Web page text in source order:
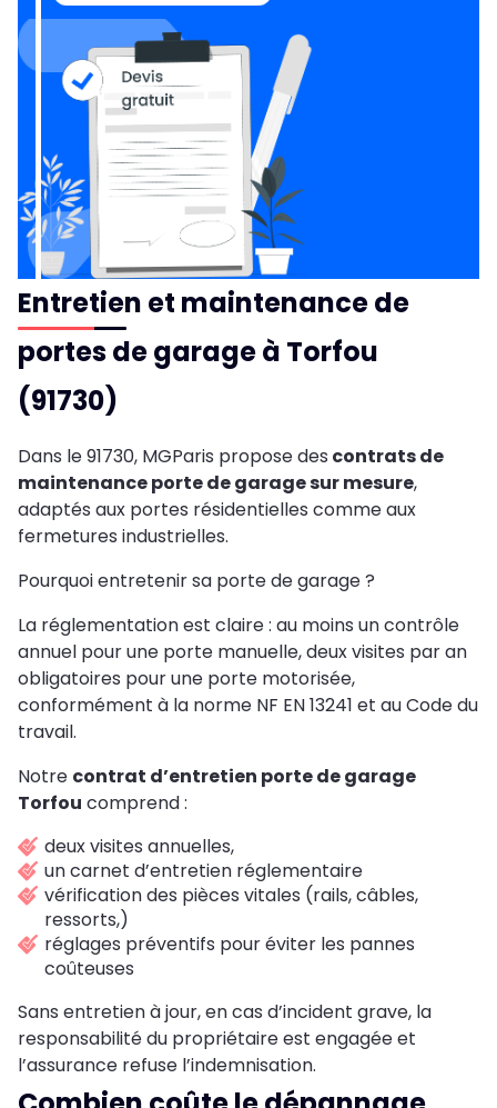
Entretien et maintenance de
portes de garage à Torfou
(91730)
Dans le 91730, MGParis propose des contrats de
maintenance porte de garage sur mesure,
adaptés aux portes résidentielles comme aux
fermetures industrielles.
Pourquoi entretenir sa porte de garage ?
La réglementation est claire : au moins un contrôle
annuel pour une porte manuelle, deux visites par an
obligatoires pour une porte motorisée,
conformément à la norme NF EN 13241 et au Code du
travail.
Notre contrat d’entretien porte de garage
Torfou comprend :
deux visites annuelles,
un carnet d’entretien réglementaire
vérification des pièces vitales (rails, câbles,
ressorts,)
réglages préventifs pour éviter les pannes
coûteuses
Sans entretien à jour, en cas d’incident grave, la
responsabilité du propriétaire est engagée et
l’assurance refuse l’indemnisation.